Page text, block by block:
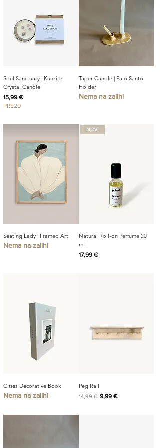
Soul Sanctuary | Kunzite
Crystal Candle
Cijena
15,99 €
PRE20
Taper Candle | Palo Santo
Holder
Nema na zalihi
Seating Lady | Framed Art
Nema na zalihi
NOVI
Natural Roll-on Perfume 20
ml
Cijena
17,99 €
Cities Decorative Book
Nema na zalihi
Peg Rail
Redovna cijena
14,99 € Cijena s popustom
9,99 €